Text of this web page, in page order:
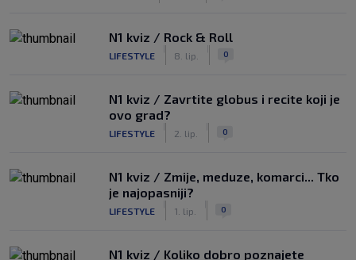
N1 kviz / Rock & Roll
LIFESTYLE 8. lip. 0
N1 kviz / Zavrtite globus i recite koji je
ovo grad?
LIFESTYLE 2. lip. 0
N1 kviz / Zmije, meduze, komarci... Tko
je najopasniji?
LIFESTYLE 1. lip. 0
N1 kviz / Koliko dobro poznajete